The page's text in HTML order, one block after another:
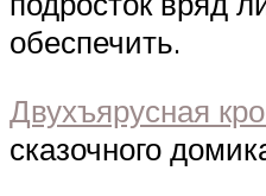
обеспечить.
Двухъярусная
сказочного